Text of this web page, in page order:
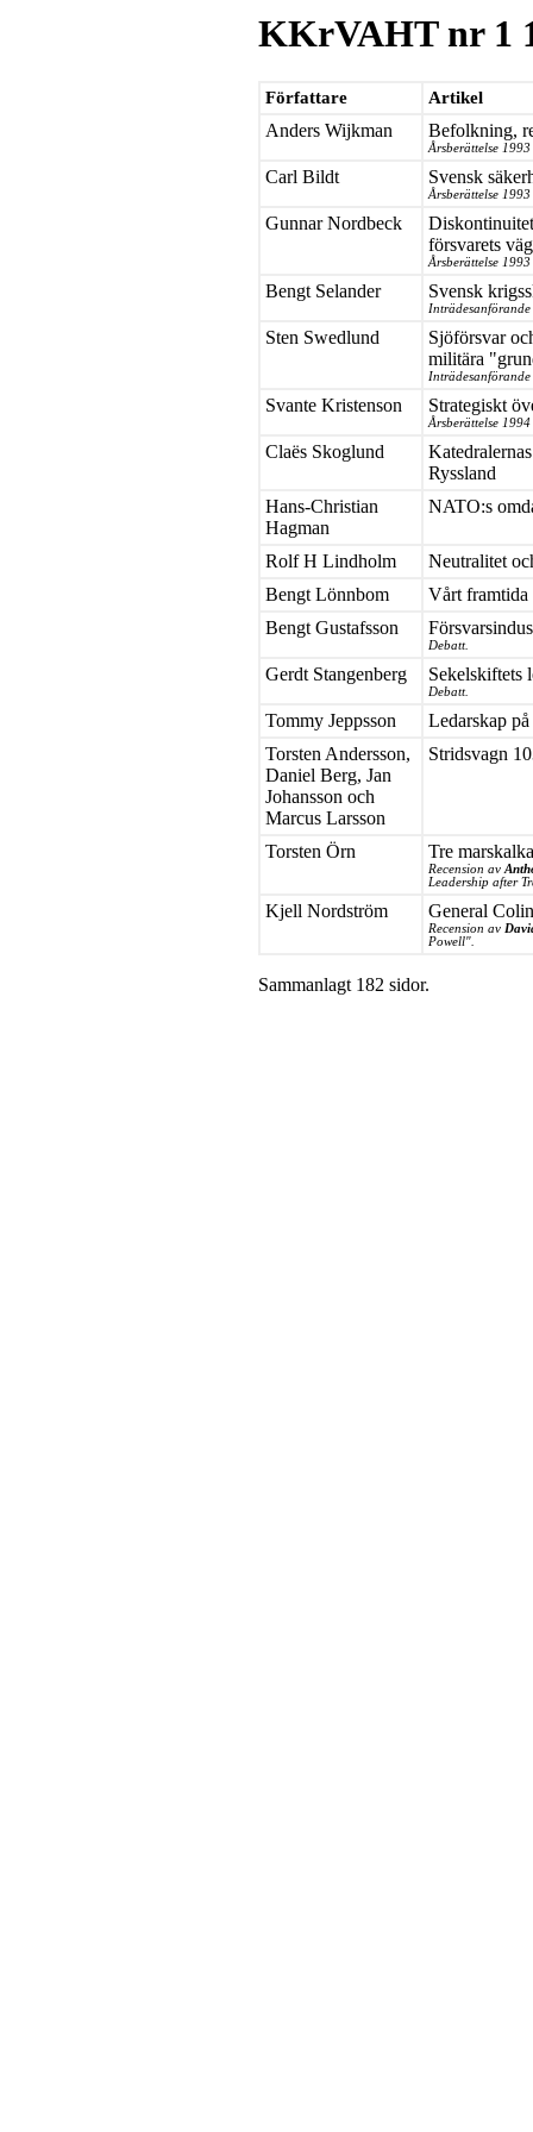
KKrVAHT nr 1
Författare Artikel
Anders Wijkman Befolkning,
Årsberättelse
Carl Bildt Svensk
Årsberättelse
Gunnar Nordbeck
försvarets
Årsberättelse
Bengt Selander Svensk
Sten Swedlund
Sjöförsvar
militära
Svante Kristenson Strategiskt
Årsberättelse
Claës Skoglund
Ryssland
Hans-Christian
Hagman
NATO:s
Rolf H Lindholm
Neutralitet
Bengt Lönnbom
Vårt framtida
Bengt Gustafsson
Debatt.
Gerdt Stangenberg Sekelskiftets
Debatt.
Tommy Jeppsson
Ledarskap
Torsten Andersson,
Daniel Berg, Jan
Johansson och
Marcus Larsson
Stridsvagn
Torsten Örn Tre
Recension av
Leadership after
Kjell Nordström General
Recension av
Powell".
Sammanlagt 182 sidor.